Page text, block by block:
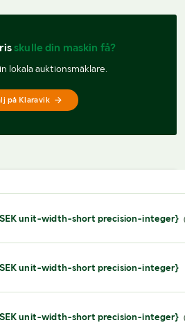
skulle din maskin få?
lokala auktionsmäklare.
på Klaravik
unit-width-short precision-integer}
unit-width-short precision-integer}
unit-width-short precision-integer}